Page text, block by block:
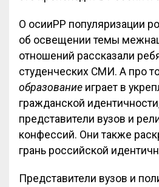
О осииРР популяризации
об освещении темы
отношений рассказали
студенческих СМИ. А про
образование играет в
гражданской
представители вузов и
конфессий. Они также
грань российской
Представители вузов и